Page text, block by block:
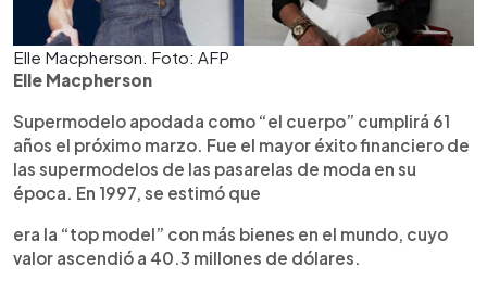
Elle Macpherson. Foto: AFP
Elle Macpherson
Supermodelo apodada como “el cuerpo” cumplirá 61
años el próximo marzo. Fue el mayor éxito financiero de
las supermodelos de las pasarelas de moda en su
época. En 1997, se estimó que
era la “top model” con más bienes en el mundo, cuyo
valor ascendió a 40.3 millones de dólares.